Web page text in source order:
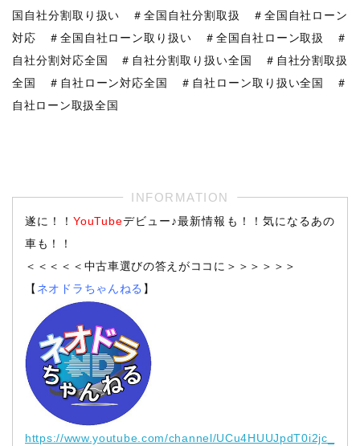
国自社分割取り扱い ＃全国自社分割取扱 ＃全国自社ローン
対応 ＃全国自社ローン取り扱い ＃全国自社ローン取扱 ＃
自社分割対応全国 ＃自社分割取り扱い全国 ＃自社分割取扱
全国 ＃自社ローン対応全国 ＃自社ローン取り扱い全国 ＃
自社ローン取扱全国
遂に！！YouTubeデビュー♪最新情報も！！気になるあの
車も！！
＜＜＜＜＜中古車選びの答えがココに＞＞＞＞＞＞
【 ネオドラちゃんねる 】
https://www.youtube.com/channel/UCu4HUUJpdT0i2jc_